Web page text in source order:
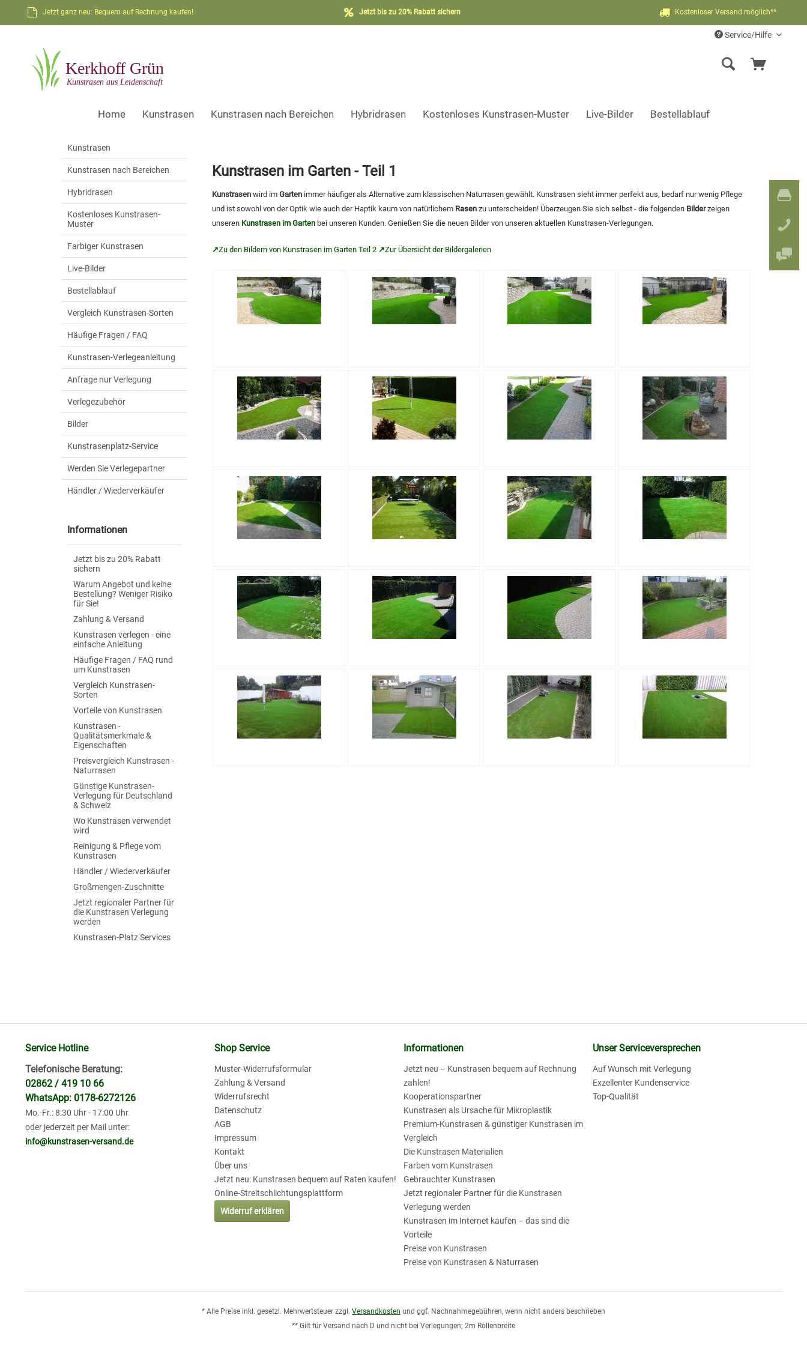
Jetzt ganz neu: Bequem auf Rechnung kaufen! Jetzt bis zu 20% Rabatt sichern Kostenloser Versand möglich**
Service/Hilfe
Home Kunstrasen Kunstrasen nach Bereichen Hybridrasen Kostenloses Kunstrasen-Muster Live-Bilder Bestellablauf
Kunstrasen
Kunstrasen nach Bereichen
Hybridrasen
Kostenloses Kunstrasen-
Muster
Farbiger Kunstrasen
Live-Bilder
Bestellablauf
Vergleich Kunstrasen-Sorten
Häufige Fragen / FAQ
Kunstrasen-Verlegeanleitung
Anfrage nur Verlegung
Verlegezubehör
Bilder
Kunstrasenplatz-Service
Werden Sie Verlegepartner
Händler / Wiederverkäufer
Informationen
Jetzt bis zu 20% Rabatt
sichern
Warum Angebot und keine
Bestellung? Weniger Risiko
für Sie!
Zahlung & Versand
Kunstrasen verlegen - eine
einfache Anleitung
Häufige Fragen / FAQ rund
um Kunstrasen
Vergleich Kunstrasen-
Sorten
Vorteile von Kunstrasen
Kunstrasen -
Qualitätsmerkmale &
Eigenschaften
Preisvergleich Kunstrasen -
Naturrasen
Günstige Kunstrasen-
Verlegung für Deutschland
& Schweiz
Wo Kunstrasen verwendet
wird
Reinigung & Pflege vom
Kunstrasen
Händler / Wiederverkäufer
Großmengen-Zuschnitte
Jetzt regionaler Partner für
die Kunstrasen Verlegung
werden
Kunstrasen-Platz Services
Kunstrasen im Garten - Teil 1
Kunstrasen wird im Garten immer häufiger als Alternative zum klassischen Naturrasen gewählt. Kunstrasen sieht immer perfekt aus, bedarf nur wenig Pflege
und ist sowohl von der Optik wie auch der Haptik kaum von natürlichem Rasen zu unterscheiden! Überzeugen Sie sich selbst - die folgenden Bilderzeigen
unseren Kunstrasen im Garten bei unseren Kunden. Genießen Sie die neuen Bilder von unseren aktuellen Kunstrasen-Verlegungen.
↗Zu den Bildern von Kunstrasen im Garten Teil 2 ↗Zur Übersicht der Bildergalerien
Service Hotline
Telefonische Beratung:
02862 / 419 10 66
WhatsApp: 0178-6272126
Mo.-Fr.: 8:30 Uhr - 17:00 Uhr
oder jederzeit per Mail unter:
info@kunstrasen-versand.de
Shop Service
Muster-Widerrufsformular
Zahlung & Versand
Widerrufsrecht
Datenschutz
AGB
Impressum
Kontakt
Über uns
Jetzt neu: Kunstrasen bequem auf Raten kaufen!
Online-Streitschlichtungsplattform
Widerruf erklären
Informationen
Jetzt neu – Kunstrasen bequem auf Rechnung
zahlen!
Kooperationspartner
Kunstrasen als Ursache für Mikroplastik
Premium-Kunstrasen & günstiger Kunstrasen im
Vergleich
Die Kunstrasen Materialien
Farben vom Kunstrasen
Gebrauchter Kunstrasen
Jetzt regionaler Partner für die Kunstrasen
Verlegung werden
Kunstrasen im Internet kaufen – das sind die
Vorteile
Preise von Kunstrasen
Preise von Kunstrasen & Naturrasen
Unser Serviceversprechen
Auf Wunsch mit Verlegung
Exzellenter Kundenservice
Top-Qualität
* Alle Preise inkl. gesetzl. Mehrwertsteuer zzgl. Versandkosten und ggf. Nachnahmegebühren, wenn nicht anders beschrieben
** Gilt für Versand nach D und nicht bei Verlegungen; 2m Rollenbreite